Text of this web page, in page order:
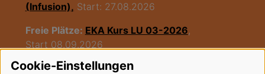
(Infusion), Start: 27.08.2026
Freie Plätze: EKA Kurs LU 03-2026,
Start 08.09.2026
Cookie-Einstellungen